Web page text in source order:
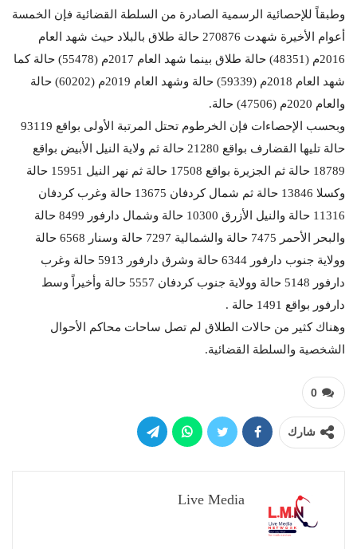
وطبقاً للإحصائية الرسمية الصادرة من السلطة القضائية فإن الخمسة
أعوام الأخيرة شهدت 270876 حالة طلاق بالبلاد حيث شهد العام
2016م (48351) حالة طلاق بينما شهد العام 2017م (55478) حالة كما
شهد العام 2018م (59339) حالة وشهد العام 2019م (60202) حالة
والعام 2020م (47506) حالة.
وبحسب الإحصاءات فإن الخرطوم تحتل المرتبة الأولى بواقع 93119
حالة تليها القضارف بواقع 21280 حالة ثم ولاية النيل الأبيض بواقع
18789 حالة ثم الجزيرة بواقع 17508 حالة ثم نهر النيل 15951 حالة
وكسلا 13846 حالة ثم شمال كردفان 13675 حالة وغرب كردفان
11316 حالة والنيل الأزرق 10300 حالة وشمال دارفور 8499 حالة
والبحر الأحمر 7475 حالة والشمالية 7297 حالة وسنار 6568 حالة
وولاية جنوب دارفور 6344 حالة وشرق دارفور 5913 حالة وغرب
دارفور 5148 حالة وولاية جنوب كردفان 5557 حالة وأخيراً وسط
دارفور بواقع 1491 حالة .
وهناك كثير من حالات الطلاق لم تصل ساحات محاكم الأحوال
الشخصية والسلطة القضائية.
0
شارك
Live Media